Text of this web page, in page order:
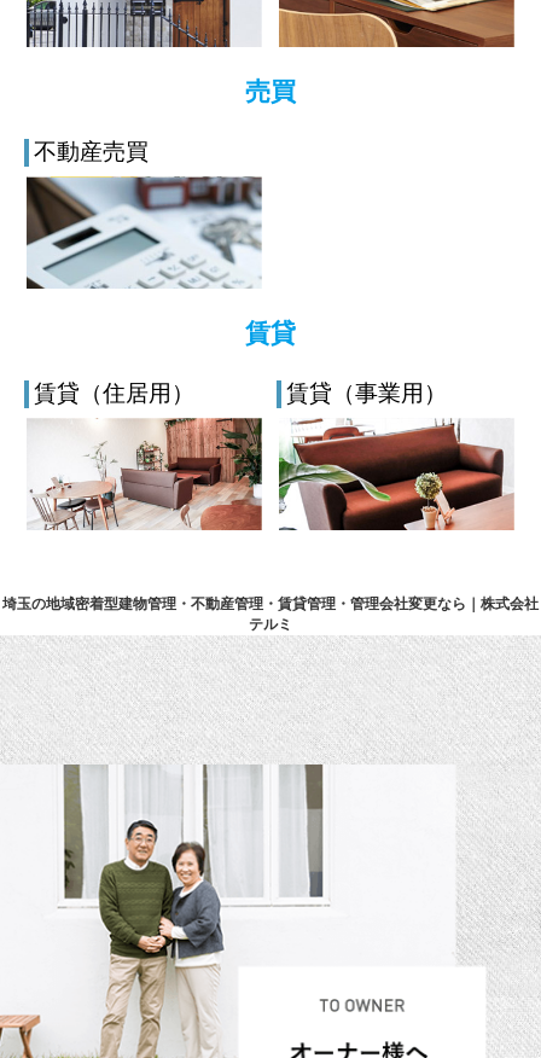
売買
不動産売買
賃貸
賃貸（住居用） 賃貸（事業用）
埼玉の地域密着型建物管理・不動産管理・賃貸管理・管理会社変更なら｜株式会社
テルミ